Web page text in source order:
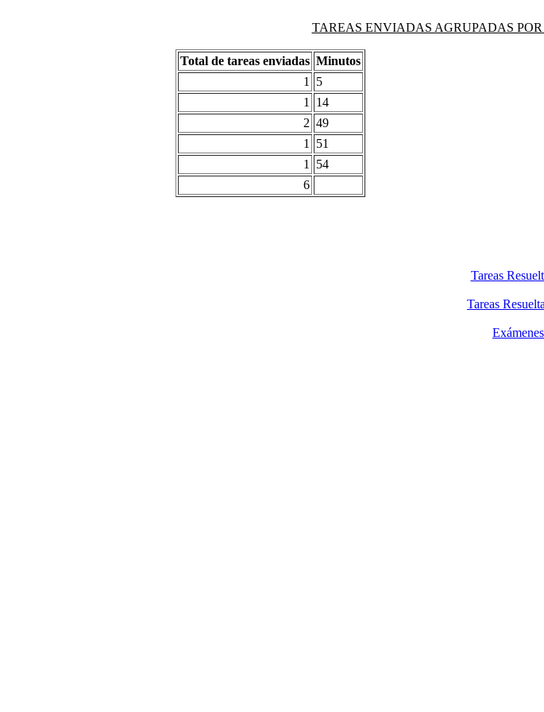
TAREAS ENVIADAS AGRUPADAS POR
Total de tareas enviadas Minutos
1
5
1
14
2 49
1
51
1
54
6
Tareas
Tareas